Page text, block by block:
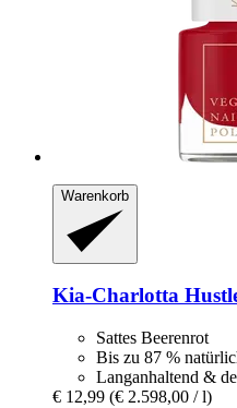
Warenkorb
Kia-Charlotta
Sattes Beerenrot
Bis zu 87 %
Langanhaltend &
€ 12,99 (€ 2.598,00 / l)